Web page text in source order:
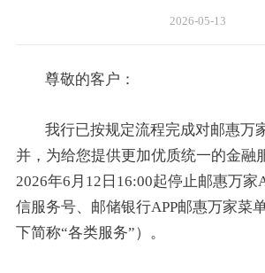
2026-05-13
尊敬的客户：
我行已按规定流程完成对邮惠万
并，为给您提供更加优质统一的金融
2026年6月12日16:00起停止邮惠万家
信服务号、邮储银行APP邮惠万家菜
下简称“各类服务”）。